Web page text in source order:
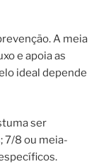
A meia
e apoia as
ideal depende
ser
7/8 ou meia-